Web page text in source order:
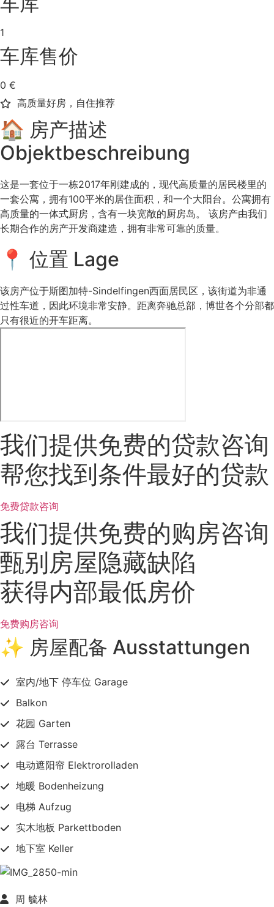
1
车库售价
0 €
高质量好房，自住推荐
🏠 房产描述
Objektbeschreibung
这是一套位于一栋2017年刚建成的，现代高质量的居民楼里的
一套公寓，拥有100平米的居住面积，和一个大阳台。公寓拥有
高质量的一体式厨房，含有一块宽敞的厨房岛。 该房产由我们
长期合作的房产开发商建造，拥有非常可靠的质量。
📍 位置 Lage
该房产位于斯图加特-Sindelfingen西面居民区，该街道为非通
过性车道，因此环境非常安静。距离奔驰总部，博世各个分部都
只有很近的开车距离。
我们提供免费的贷款咨询
帮您找到条件最好的贷款
免费贷款咨询
我们提供免费的购房咨询
甄别房屋隐藏缺陷
获得内部最低房价
免费购房咨询
✨ 房屋配备 Ausstattungen
室内/地下 停车位 Garage
Balkon
花园 Garten
露台 Terrasse
电动遮阳帘 Elektrorolladen
地暖 Bodenheizung
电梯 Aufzug
实木地板 Parkettboden
地下室 Keller
周 毓林